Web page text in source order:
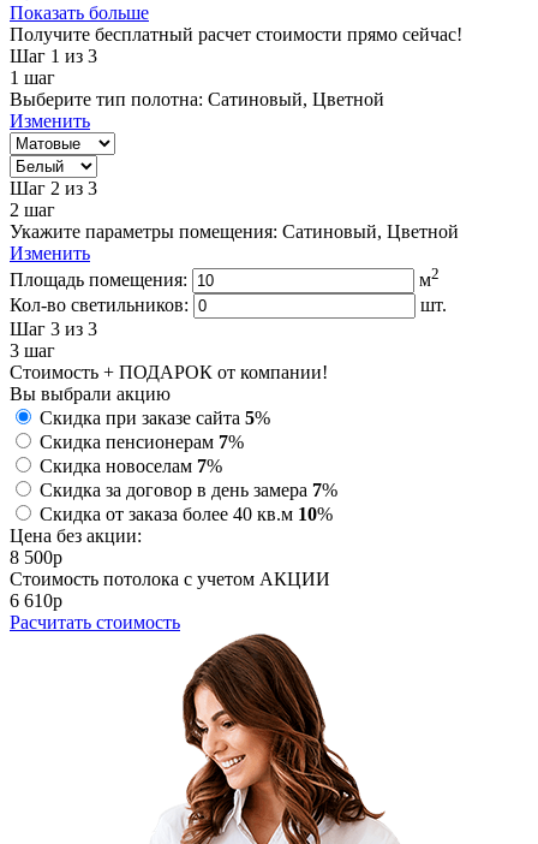
Показать больше
Получите бесплатный расчет стоимости прямо сейчас!
Шаг 1 из 3
1 шаг
Выберите тип полотна: Сатиновый, Цветной
Изменить
Шаг 2 из 3
2 шаг
Укажите параметры помещения: Сатиновый, Цветной
Изменить
Площадь помещения:
м2
Кол-во светильников:
шт.
Шаг 3 из 3
3 шаг
Стоимость + ПОДАРОК от компании!
Вы выбрали акцию
Скидка при заказе сайта 5%
Скидка пенсионерам 7%
Скидка новоселам 7%
Скидка за договор в день замера 7%
Скидка от заказа более 40 кв.м 10%
Цена без акции:
8 500p
Стоимость потолока с учетом АКЦИИ
6 610p
Расчитать стоимость